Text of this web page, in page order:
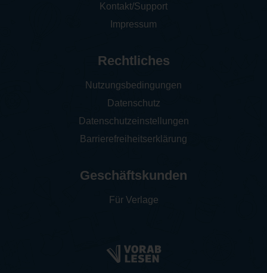
Kontakt/Support
Impressum
Rechtliches
Nutzungsbedingungen
Datenschutz
Datenschutzeinstellungen
Barrierefreiheitserklärung
Geschäftskunden
Für Verlage